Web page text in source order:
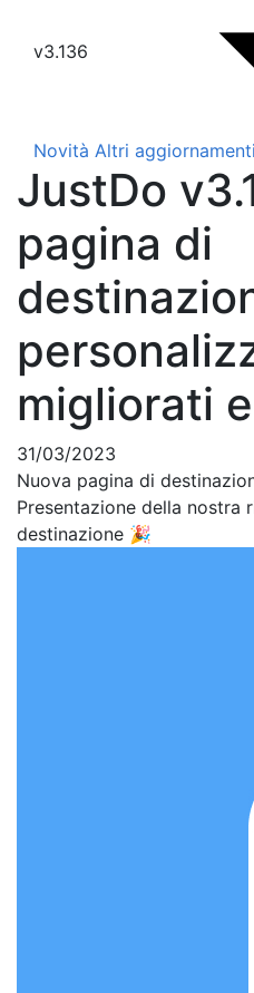
v3.136
Novità Altri aggiornamenti
JustDo
pagina di
migliorati
31/03/2023
Nuova pagina di
Presentazione della nostra
destinazione 🎉